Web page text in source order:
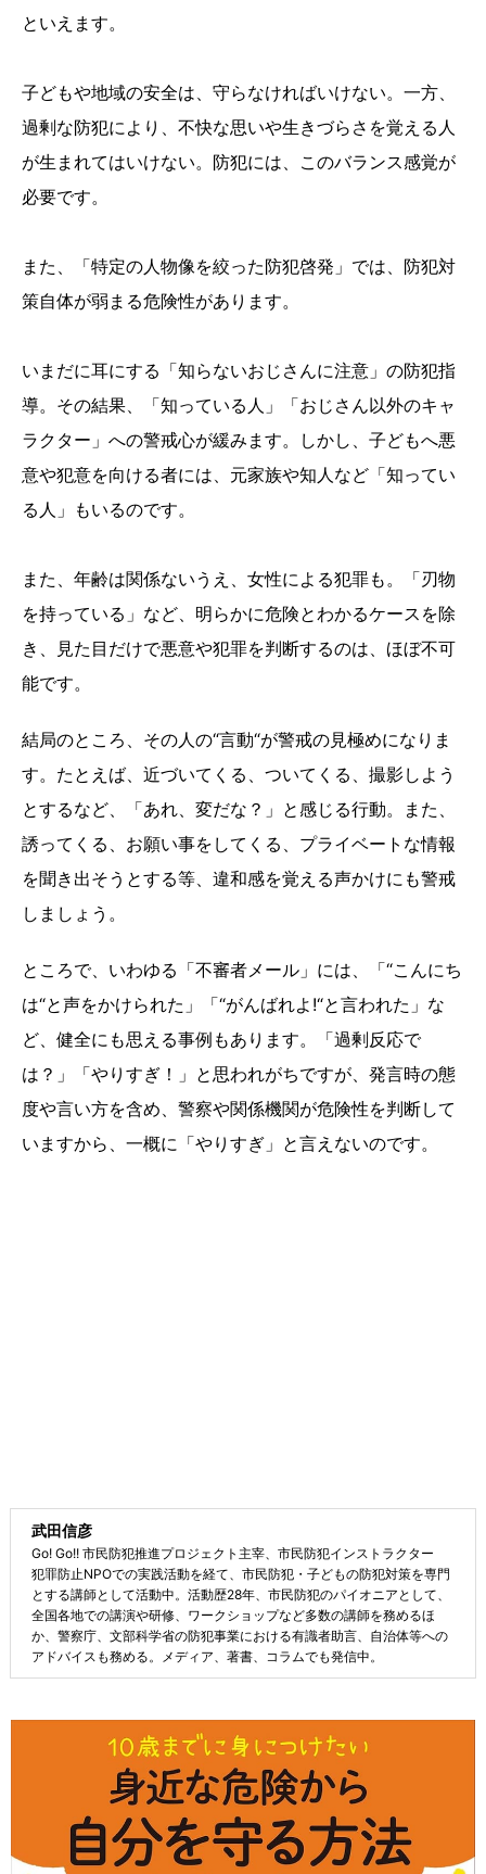
といえます。
子どもや地域の安全は、守らなければいけない。一方、
過剰な防犯により、不快な思いや生きづらさを覚える人
が生まれてはいけない。防犯には、このバランス感覚が
必要です。
また、「特定の人物像を絞った防犯啓発」では、防犯対
策自体が弱まる危険性があります。
いまだに耳にする「知らないおじさんに注意」の防犯指
導。その結果、「知っている人」「おじさん以外のキャ
ラクター」への警戒心が緩みます。しかし、子どもへ悪
意や犯意を向ける者には、元家族や知人など「知ってい
る人」もいるのです。
また、年齢は関係ないうえ、女性による犯罪も。「刃物
を持っている」など、明らかに危険とわかるケースを除
き、見た目だけで悪意や犯罪を判断するのは、ほぼ不可
能です。
結局のところ、その人の“言動“が警戒の見極めになりま
す。たとえば、近づいてくる、ついてくる、撮影しよう
とするなど、「あれ、変だな？」と感じる行動。また、
誘ってくる、お願い事をしてくる、プライベートな情報
を聞き出そうとする等、違和感を覚える声かけにも警戒
しましょう。
ところで、いわゆる「不審者メール」には、「“こんにち
は“と声をかけられた」「“がんばれよ!“と言われた」な
ど、健全にも思える事例もあります。「過剰反応で
は？」「やりすぎ！」と思われがちですが、発言時の態
度や言い方を含め、警察や関係機関が危険性を判断して
いますから、一概に「やりすぎ」と言えないのです。
武田信彦
Go! Go!! 市民防犯推進プロジェクト主宰、市民防犯インストラクター
犯罪防止NPOでの実践活動を経て、市民防犯・子どもの防犯対策を専門
とする講師として活動中。活動歴28年、市民防犯のパイオニアとして、
全国各地での講演や研修、ワークショップなど多数の講師を務めるほ
か、警察庁、文部科学省の防犯事業における有識者助言、自治体等への
アドバイスも務める。メディア、著書、コラムでも発信中。